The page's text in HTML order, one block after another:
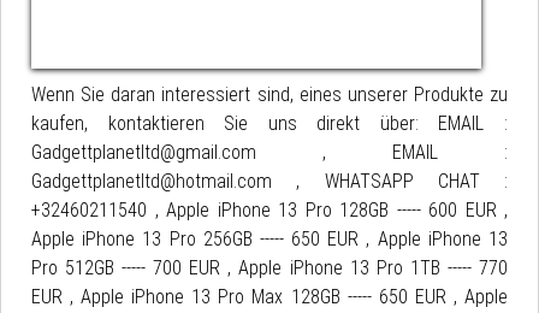
Wenn Sie daran interessiert sind, eines unserer Produkte zu
kaufen, kontaktieren Sie uns direkt über: EMAIL :
Gadgettplanetltd@gmail.com , EMAIL :
Gadgettplanetltd@hotmail.com , WHATSAPP CHAT :
+32460211540 , Apple iPhone 13 Pro 128GB ----- 600 EUR ,
Apple iPhone 13 Pro 256GB ----- 650 EUR , Apple iPhone 13
Pro 512GB ----- 700 EUR , Apple iPhone 13 Pro 1TB ----- 770
EUR , Apple iPhone 13 Pro Max 128GB ----- 650 EUR , Apple